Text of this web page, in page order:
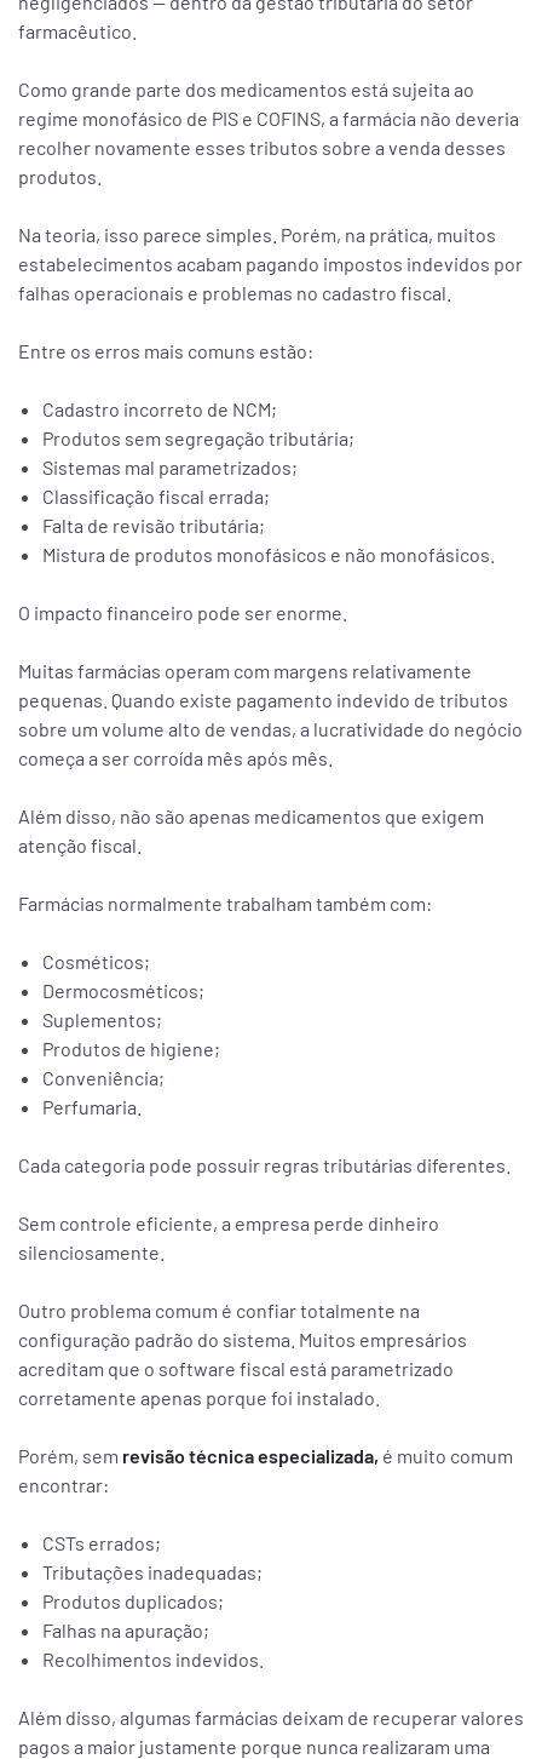
farmacêutico.
Como grande parte dos medicamentos está sujeita ao
regime monofásico de PIS e COFINS, a farmácia não deveria
recolher novamente esses tributos sobre a venda desses
produtos.
Na teoria, isso parece simples. Porém, na prática, muitos
estabelecimentos acabam pagando impostos indevidos por
falhas operacionais e problemas no cadastro fiscal.
Entre os erros mais comuns estão:
Cadastro incorreto de NCM;
Produtos sem segregação tributária;
Sistemas mal parametrizados;
Classificação fiscal errada;
Falta de revisão tributária;
Mistura de produtos monofásicos e não monofásicos.
O impacto financeiro pode ser enorme.
Muitas farmácias operam com margens relativamente
pequenas. Quando existe pagamento indevido de tributos
sobre um volume alto de vendas, a lucratividade do negócio
começa a ser corroída mês após mês.
Além disso, não são apenas medicamentos que exigem
atenção fiscal.
Farmácias normalmente trabalham também com:
Cosméticos;
Dermocosméticos;
Suplementos;
Produtos de higiene;
Conveniência;
Perfumaria.
Cada categoria pode possuir regras tributárias diferentes.
Sem controle eficiente, a empresa perde dinheiro
silenciosamente.
Outro problema comum é confiar totalmente na
configuração padrão do sistema. Muitos empresários
acreditam que o software fiscal está parametrizado
corretamente apenas porque foi instalado.
Porém, sem revisão técnica especializada, é muito comum
encontrar:
CSTs errados;
Tributações inadequadas;
Produtos duplicados;
Falhas na apuração;
Recolhimentos indevidos.
Além disso, algumas farmácias deixam de recuperar valores
pagos a maior justamente porque nunca realizaram uma